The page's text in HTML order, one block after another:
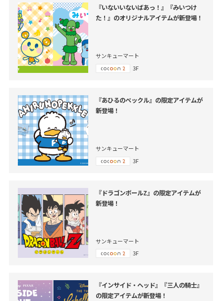
『いないいないばあっ！』『みいつけ
た！』のオリジナルアイテムが新登場！
サンキューマート
3F
『あひるのペックル』の限定アイテムが
新登場！
サンキューマート
3F
『ドラゴンボールZ』の限定アイテムが
新登場！
サンキューマート
3F
『インサイド・ヘッド』『三人の騎士』
の限定アイテムが新登場！